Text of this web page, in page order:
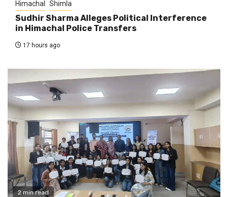
Himachal Shimla
Sudhir Sharma Alleges Political Interference
in Himachal Police Transfers
17 hours ago
2 min read